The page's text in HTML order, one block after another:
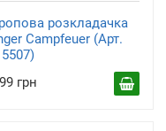
розкладачка
Campfeuer (Арт.
5507)
грн